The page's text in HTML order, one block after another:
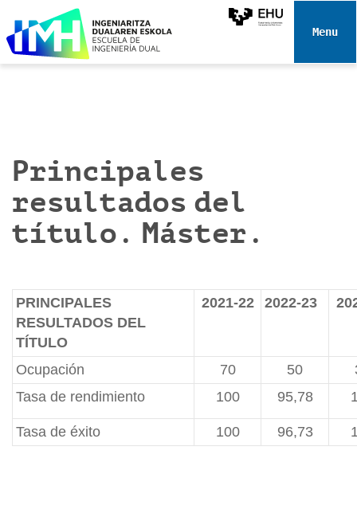
e
Toggle
Principales
resultados del
título. Máster.
PRINCIPALES
RESULTADOS DEL
TÍTULO
2021-22 2022-23
Ocupación 70 50
Tasa de rendimiento
100 95,78
Tasa de éxito 100 96,73